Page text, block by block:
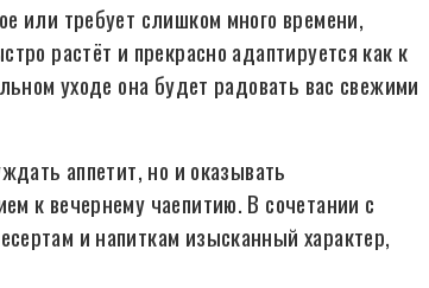
или требует слишком много времени,
растёт и прекрасно адаптируется как к
уходе она будет радовать вас свежими
аппетит, но и оказывать
к вечернему чаепитию. В сочетании с
и напиткам изысканный характер,